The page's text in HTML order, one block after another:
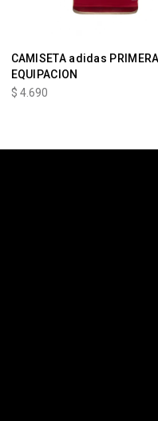
CAMISETA adidas PRIMERA
EQUIPACION
$ 4.690